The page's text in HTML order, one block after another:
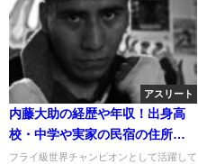
アスリート
内藤大助の経歴や年収！出身高
校・中学や実家の民宿の住所は
どこ？
フライ級世界チャンピオンとして活躍して